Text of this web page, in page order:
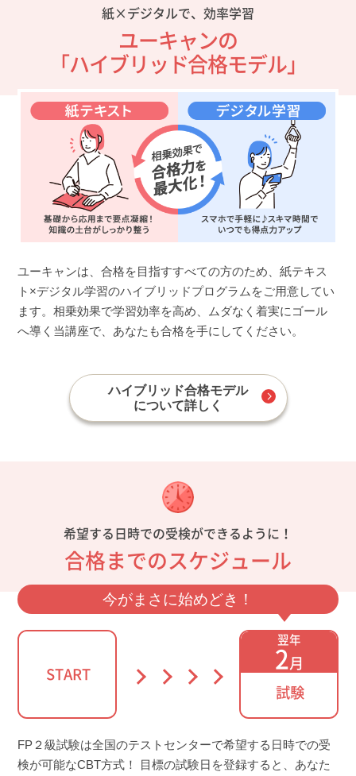
紙×デジタルで、効率学習
ユーキャンの
「ハイブリッド合格モデル」
ユーキャンは、合格を目指すすべての方のため、紙テキス
ト×デジタル学習のハイブリッドプログラムをご用意してい
ます。相乗効果で学習効率を高め、ムダなく着実にゴール
へ導く当講座で、あなたも合格を手にしてください。
ハイブリッド合格モデル
について詳しく
希望する日時での受検ができるように！
合格までのスケジュール
今がまさに始めどき！
START
翌年
2月
試験
FP２級試験は全国のテストセンターで希望する日時での受
検が可能なCBT方式！ 目標の試験日を登録すると、あなた